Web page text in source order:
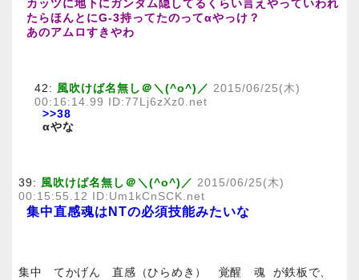
カッツに地下にガンダム隠してるくらい言えやっていわれ
たらほんとにG-3持ってたのってαやっけ？
あのアムロすきやわ
42: 風吹けば名無し＠＼(^o^)／ 2015/06/25(木)
00:16:14.99 ID:77Lj6zXz0.net
>>38
αやな
39: 風吹けば名無し＠＼(^o^)／ 2015/06/25(木)
00:15:55.12 ID:Um1kCnSCK.net
集中直感魂はNTの必須技能みたいな
集中 てかげん 直感（ひらめき） 覚醒 魂 が鉄板で、